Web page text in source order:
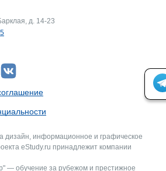
д. 14-23
дизайн, информационное и графическое
eStudy.ru принадлежит компании
— обучение за рубежом и престижное